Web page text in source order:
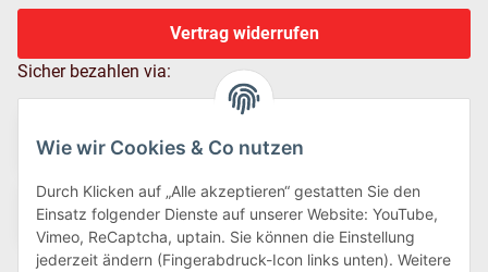
Wie wir Cookies & Co nutzen
Durch Klicken auf „Alle akzeptieren“ gestatten Sie den
Einsatz folgender Dienste auf unserer Website: YouTube,
Vimeo, ReCaptcha, uptain. Sie können die Einstellung
jederzeit ändern (Fingerabdruck-Icon links unten). Weitere
Vertrag widerrufen
Sicher bezahlen via: